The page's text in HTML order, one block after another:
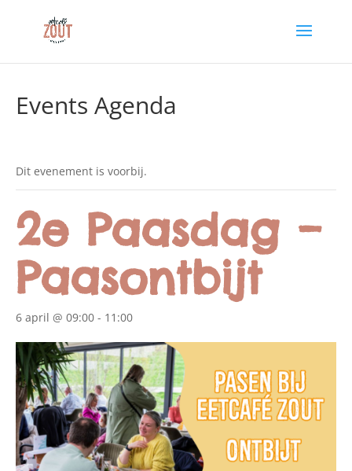
Events Agenda
Dit evenement is voorbij.
2e Paasdag –
Paasontbijt
6 april @ 09:00 - 11:00